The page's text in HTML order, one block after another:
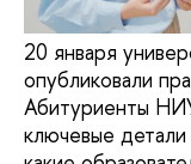
20 января
опубликовали
Абитуриенты
ключевые